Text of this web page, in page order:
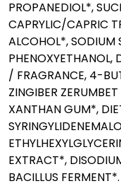
PROPANEDIOL*,
CAPRYLIC/CAPRIC
ALCOHOL*, SODIUM
PHENOXYETHANOL,
/ FRAGRANCE, 4-
ZINGIBER
XANTHAN GUM*,
EXTRACT*,
BACILLUS FERMENT*.